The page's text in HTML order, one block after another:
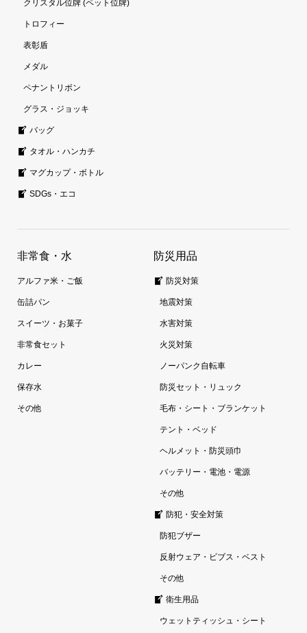
クリスタル位牌 (ペット位牌)
トロフィー
表彰盾
メダル
ペナントリボン
グラス・ジョッキ
バッグ
タオル・ハンカチ
マグカップ・ボトル
SDGs・エコ
非常食・水
アルファ米・ご飯
缶詰パン
スイーツ・お菓子
非常食セット
カレー
保存水
その他
防災用品
防災対策
地震対策
水害対策
火災対策
ノーパンク自転車
防災セット・リュック
毛布・シート・ブランケット
テント・ベッド
ヘルメット・防災頭巾
バッテリー・電池・電源
その他
防犯・安全対策
防犯ブザー
反射ウェア・ビブス・ベスト
その他
衛生用品
ウェットティッシュ・シート